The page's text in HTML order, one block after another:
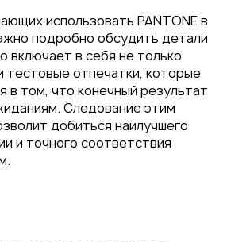
использовать PANTONE в
подробно обсудить детали
включает в себя не только
тестовые отпечатки, которые
в том, что конечный результат
Следование этим
добиться наилучшего
и точного соответствия